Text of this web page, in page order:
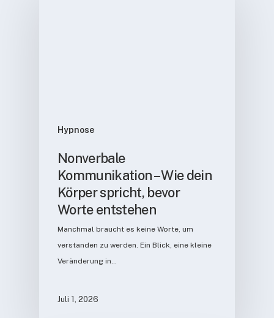
Hypnose
Nonverbale
Kommunikation – Wie dein
Körper spricht, bevor
Worte entstehen
Manchmal braucht es keine Worte, um
verstanden zu werden. Ein Blick, eine kleine
Veränderung in…
Juli 1, 2026